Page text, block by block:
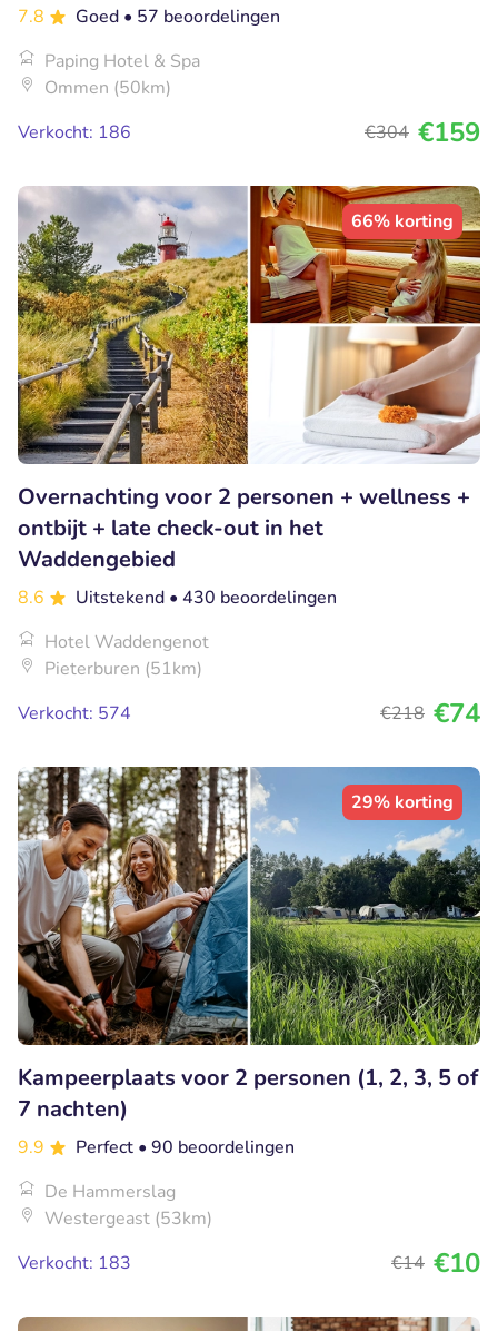
7.8 Goed • 57 beoordelingen
Paping Hotel & Spa
Ommen (50km)
Verkocht: 186
€304 €159
66% korting
Overnachting voor 2 personen + wellness +
ontbijt + late check-out in het
Waddengebied
8.6 Uitstekend • 430 beoordelingen
Hotel Waddengenot
Pieterburen (51km)
Verkocht: 574
€218 €74
29% korting
Kampeerplaats voor 2 personen (1, 2, 3, 5 of
7 nachten)
9.9 Perfect • 90 beoordelingen
De Hammerslag
Westergeast (53km)
Verkocht: 183
€14 €10